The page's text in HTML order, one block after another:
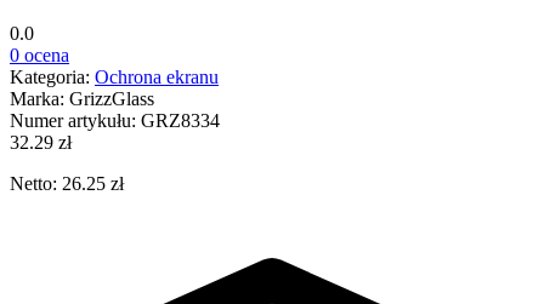
0.0
0 ocena
Kategoria: Ochrona ekranu
Marka: GrizzGlass
Numer artykułu: GRZ8334
32.29 zł
Netto: 26.25 zł